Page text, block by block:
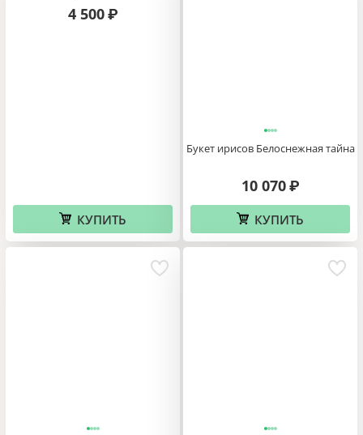
4 500 ₽
КУПИТЬ
Букет ирисов Белоснежная тайна
10 070 ₽
КУПИТЬ